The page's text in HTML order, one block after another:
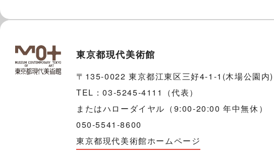
東京都現代美術館
〒135-0022 東京都江東区三好4-1-1(木場公園内)
TEL：03-5245-4111（代表）
またはハローダイヤル（9:00-20:00 年中無休）
050-5541-8600
東京都現代美術館ホームページ